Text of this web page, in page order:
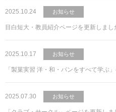
2025.10.24 お知らせ
目白短大・教員紹介ページを更新しまし
2025.10.17 お知らせ
「製菓実習 洋・和・パンをすべて学ぶ
2025.07.30 お知らせ